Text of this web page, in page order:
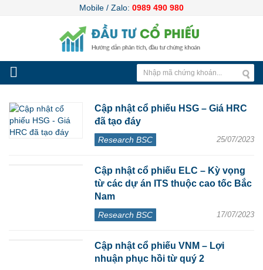
Mobile / Zalo: 0989 490 980
Cập nhật cổ phiếu HSG – Giá HRC
đã tạo đáy
Research BSC 25/07/2023
Cập nhật cổ phiếu ELC – Kỳ vọng
từ các dự án ITS thuộc cao tốc Bắc
Nam
Research BSC 17/07/2023
Cập nhật cổ phiếu VNM – Lợi
nhuận phục hồi từ quý 2